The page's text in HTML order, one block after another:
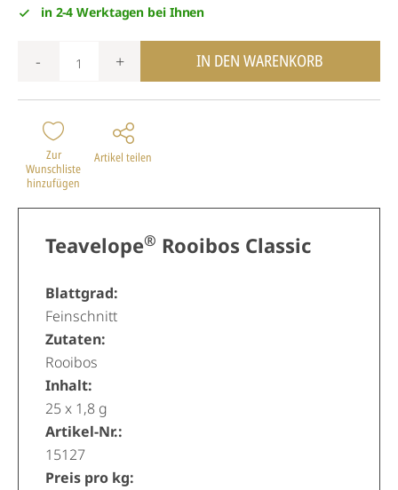
in 2-4 Werktagen bei Ihnen
+
- IN DEN WARENKORB
Zur
Wunschliste
hinzufügen
Artikel teilen
Teavelope® Rooibos Classic
Blattgrad:
Feinschnitt
Zutaten:
Rooibos
Inhalt:
25 x 1,8 g
Artikel-Nr.:
15127
Preis pro kg: